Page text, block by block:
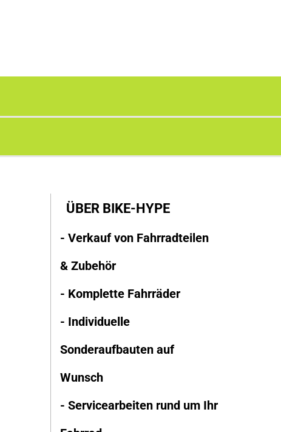
ÜBER BIKE-HYPE
- Verkauf von Fahrradteilen
& Zubehör
- Komplette Fahrräder
- Individuelle
Sonderaufbauten auf
Wunsch
- Servicearbeiten rund um Ihr